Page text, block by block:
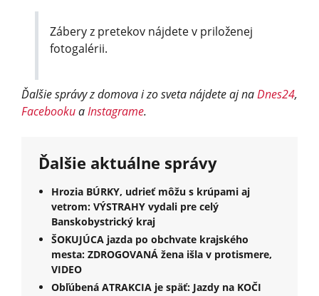
Zábery z pretekov nájdete v priloženej
fotogalérii.
Ďalšie správy z domova i zo sveta nájdete aj naDnes24,
FacebookuaInstagrame.
Ďalšie aktuálne správy
Hrozia BÚRKY, udrieť môžu s krúpami aj
vetrom: VÝSTRAHY vydali pre celý
Banskobystrický kraj
ŠOKUJÚCA jazda po obchvate krajského
mesta: ZDROGOVANÁ žena išla v protismere,
VIDEO
Obľúbená ATRAKCIA je späť: Jazdy na KOČI